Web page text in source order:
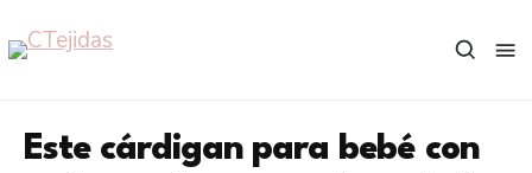
al
Este cárdigan para bebé con